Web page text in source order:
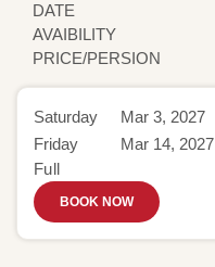
DATE
AVAIBILITY
PRICE/PERSION
Saturday
Mar 3, 2027
Friday
Mar 14, 2027
Full
BOOK NOW